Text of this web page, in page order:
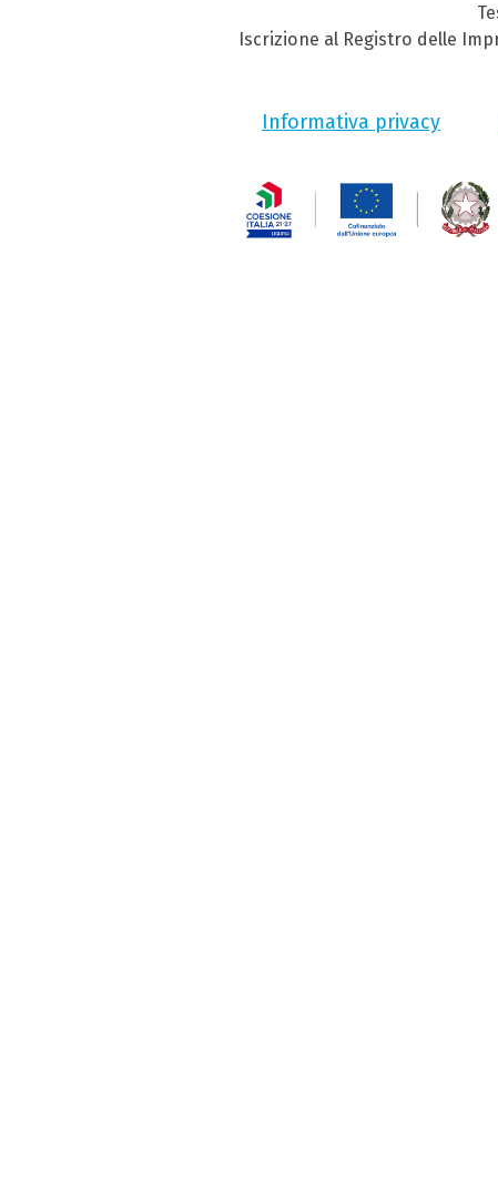
Iscrizione al Registro delle
Informativa privacy